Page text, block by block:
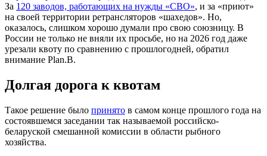
За 120 заводов, работающих на нужды «СВО», и за «приют»
на своей территории ретрансляторов «шахедов». Но,
оказалось, слишком хорошо думали про свою союзницу. В
России не только не вняли их просьбе, но на 2026 год даже
урезали квоту по сравнению с прошлогодней, обратил
внимание Plan.В.
Долгая дорога к квотам
Такое решение было принято в самом конце прошлого года на
состоявшемся заседании так называемой российско-
беларуской смешанной комиссии в области рыбного
хозяйства.